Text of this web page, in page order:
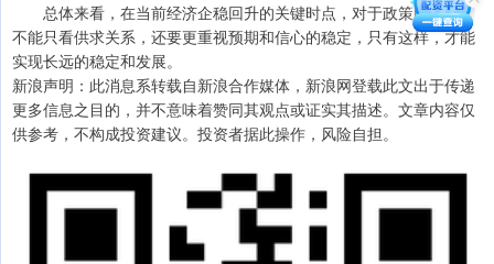
总体来看，在当前经济企稳回升的关键时点，对于政策的制定，
不能只看供求关系，还要更重视预期和信心的稳定，只有这样，才能
实现长远的稳定和发展。
新浪声明：此消息系转载自新浪合作媒体，新浪网登载此文出于传递
更多信息之目的，并不意味着赞同其观点或证实其描述。文章内容仅
供参考，不构成投资建议。投资者据此操作，风险自担。